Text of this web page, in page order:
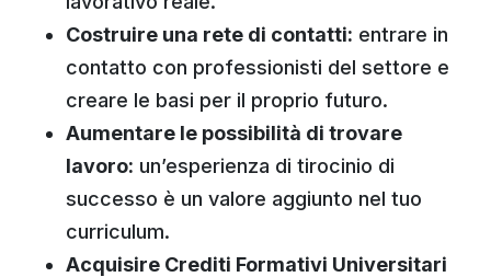
Costruire una rete di contatti: entrare in
contatto con professionisti del settore e
creare le basi per il proprio futuro.
Aumentare le possibilità di trovare
lavoro: un’esperienza di tirocinio di
successo è un valore aggiunto nel tuo
curriculum.
Acquisire Crediti Formativi Universitari